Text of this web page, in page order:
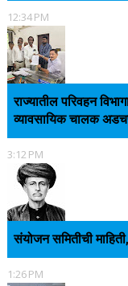
12:34 PM
राज्यातील परिवहन
व्यावसायिक चालक
3:12 PM
संयोजन समितीची
1:26 PM